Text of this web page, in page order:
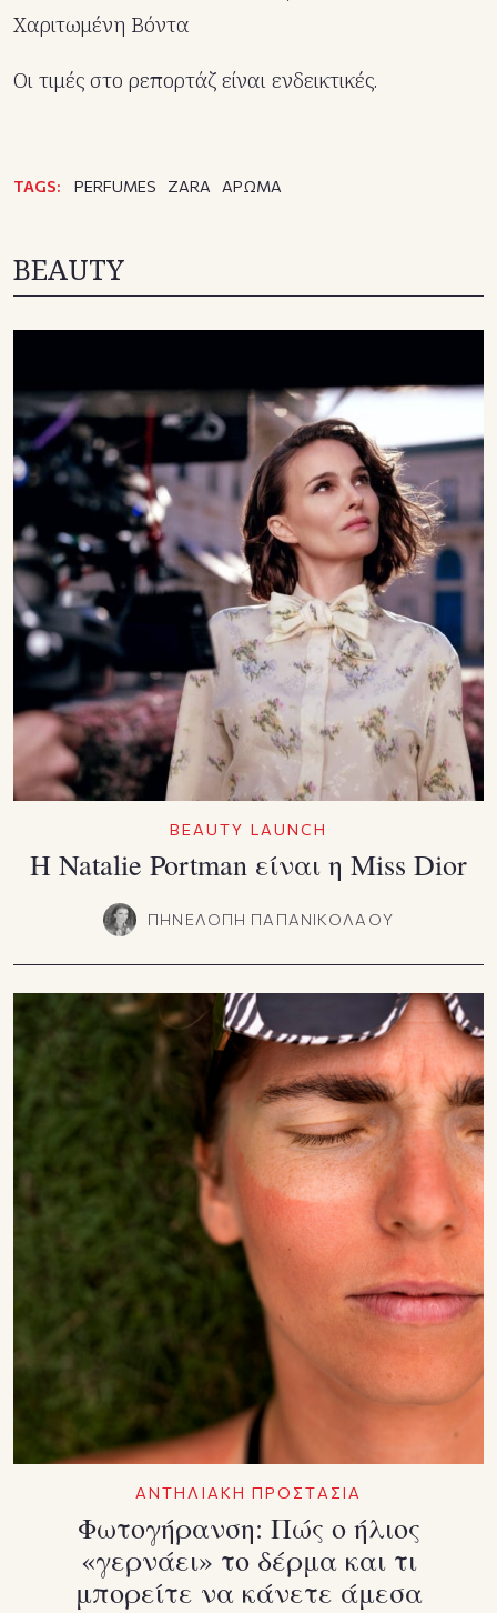
Χαριτωμένη Βόντα
Οι τιμές στο ρεπορτάζ είναι ενδεικτικές.
TAGS: PERFUMES ZARA ΑΡΩΜΑ
BEAUTY
BEAUTY LAUNCH
Η Natalie Portman είναι η Miss Dior
ΠΗΝΕΛΟΠΗ ΠΑΠΑΝΙΚΟΛΑΟΥ
ΑΝΤΗΛΙΑΚΗ ΠΡΟΣΤΑΣΙΑ
Φωτογήρανση: Πώς ο ήλιος
«γερνάει» το δέρμα και τι
μπορείτε να κάνετε άμεσα